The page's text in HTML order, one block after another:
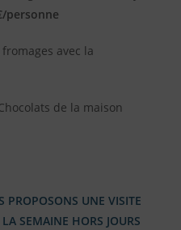
personne
avec la
de la maison
PROPOSONS UNE VISITE
SEMAINE HORS JOURS